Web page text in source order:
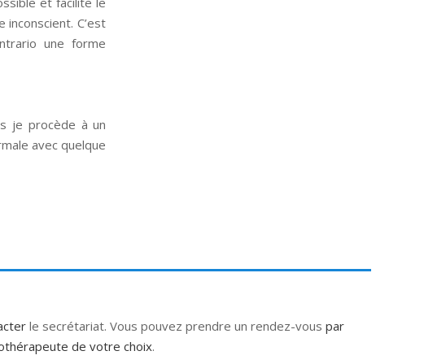
C’est
une forme
je procède à un
avec quelque
le secrétariat. Vous pouvez prendre un rendez-vous par
de votre choix.